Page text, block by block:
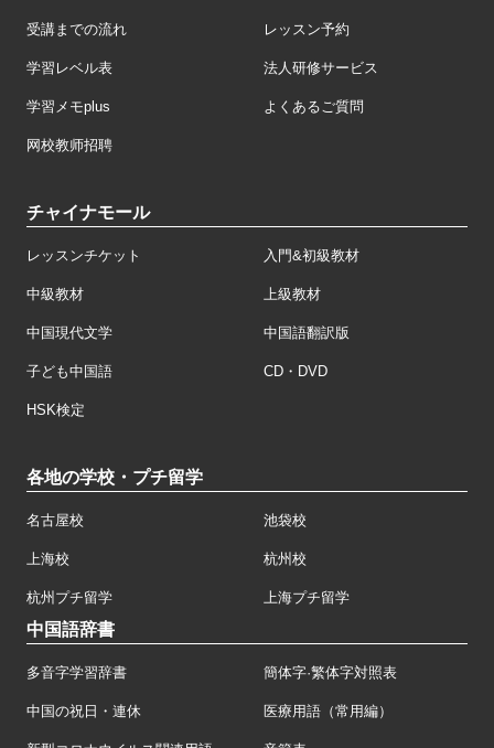
受講までの流れ レッスン予約
学習レベル表 法人研修サービス
学習メモplus よくあるご質問
网校教师招聘
チャイナモール
レッスンチケット 入門&初級教材
中級教材 上級教材
中国現代文学 中国語翻訳版
子ども中国語 CD・DVD
HSK検定
各地の学校・プチ留学
名古屋校 池袋校
上海校 杭州校
杭州プチ留学 上海プチ留学
中国語辞書
多音字学習辞書 簡体字·繁体字対照表
中国の祝日・連休 医療用語（常用編）